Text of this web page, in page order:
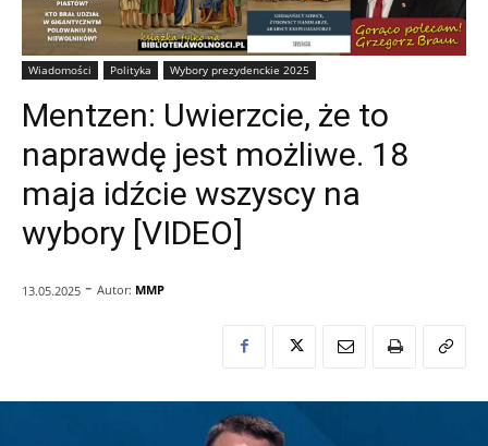
Wiadomości Polityka Wybory prezydenckie 2025
Mentzen: Uwierzcie, że to
naprawdę jest możliwe. 18
maja idźcie wszyscy na
wybory [VIDEO]
13.05.2025 - Autor: MMP